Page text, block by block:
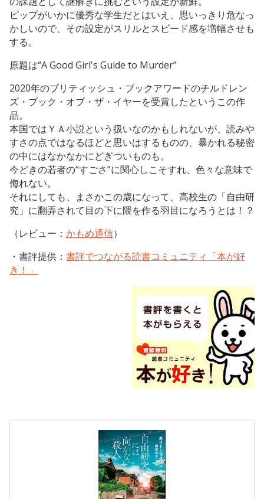
ピップがいかに優秀な学生だとはいえ、思いっきり危なっ
かしいので、その設定がスリルとスピード感を増幅させも
する。
原題は“A Good Girl's Guide to Murder”
2020年のブリティッシュ・ブックアワードのチルドレン
ズ・ブック・オブ・ザ・イヤーを受賞したというこの作
品。
本国ではＹＡ小説という扱いなのかもしれないが、読みや
すさの点ではなるほどと思いはするものの、暴かれる秘密
の中にはなかなかにどぎついものも。
今どきの若者の“すごさ”に関心しこそすれ、色々な意味で
侮れない。
それにしても、まさかこの歳になって、高校生の「自由研
究」に翻弄されて目の下に隈を作る羽目になろうとは！？
（レビュー： かもめ通信）
・書評提供： 書評でつながる読書コミュニティ「本が好
き！」